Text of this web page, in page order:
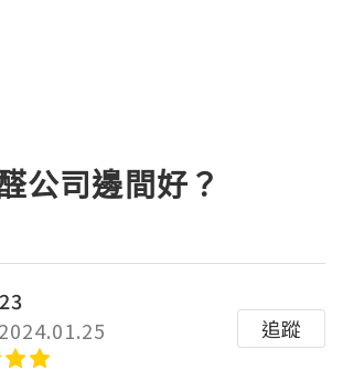
公司邊間好？
追蹤